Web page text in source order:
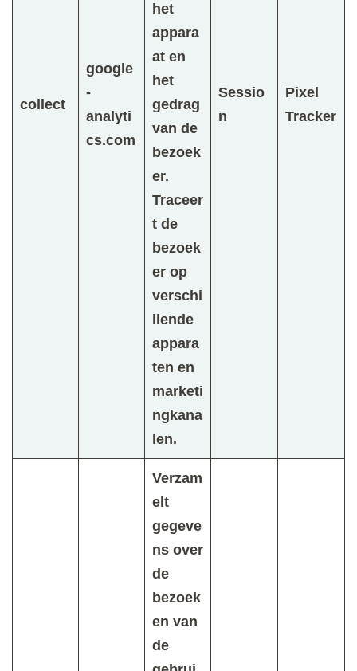
collect
google
-
analyti
cs.com
het
appara
at en
het
gedrag
van de
bezoek
er.
Traceer
t de
bezoek
er op
verschi
llende
appara
ten en
marketi
ngkana
len.
Sessio
n
Pixel
Tracker
Verzam
elt
gegeve
ns over
de
bezoek
en van
de